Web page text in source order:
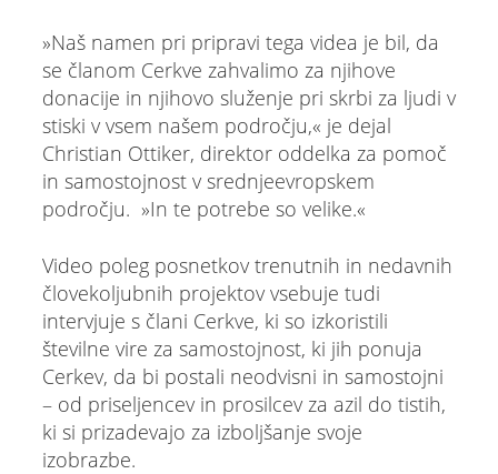
»Naš namen pri pripravi tega videa je bil, da
se članom Cerkve zahvalimo za njihove
donacije in njihovo služenje pri skrbi za ljudi v
stiski v vsem našem področju,« je dejal
Christian Ottiker, direktor oddelka za pomoč
in samostojnost v srednjeevropskem
področju. »In te potrebe so velike.«
Video poleg posnetkov trenutnih in nedavnih
človekoljubnih projektov vsebuje tudi
intervjuje s člani Cerkve, ki so izkoristili
številne vire za samostojnost, ki jih ponuja
Cerkev, da bi postali neodvisni in samostojni
– od priseljencev in prosilcev za azil do tistih,
ki si prizadevajo za izboljšanje svoje
izobrazbe.